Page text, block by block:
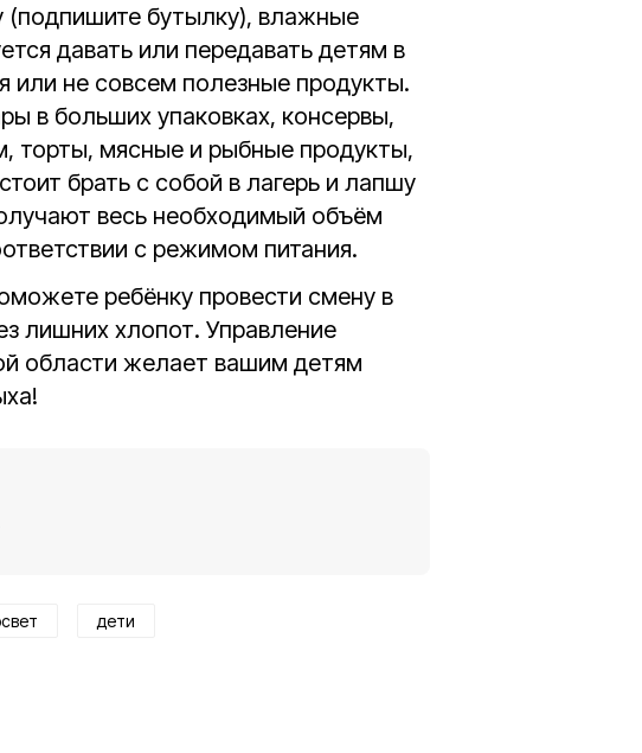
(подпишите бутылку), влажные
давать или передавать детям в
или не совсем полезные продукты.
в больших упаковках, консервы,
торты, мясные и рыбные продукты,
брать с собой в лагерь и лапшу
весь необходимый объём
с режимом питания.
ребёнку провести смену в
лишних хлопот. Управление
области желает вашим детям
дети